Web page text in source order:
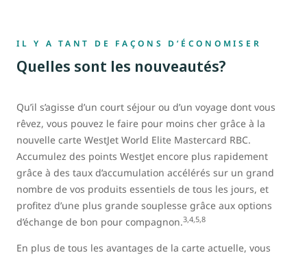
IL Y A TANT DE FAÇONS D’ÉCONOMISER
Quelles sont les nouveautés?
Qu’il s’agisse d’un court séjour ou d’un voyage dont vous
rêvez, vous pouvez le faire pour moins cher grâce à la
nouvelle carte WestJet World Elite Mastercard RBC.
Accumulez des points WestJet encore plus rapidement
grâce à des taux d’accumulation accélérés sur un grand
nombre de vos produits essentiels de tous les jours, et
profitez d’une plus grande souplesse grâce aux options
d’échange de bon pour compagnon.3,4,5,8
En plus de tous les avantages de la carte actuelle, vous